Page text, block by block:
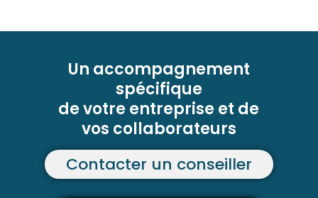
Un accompagnement
spécifique
de votre entreprise et de
vos collaborateurs
Contacter un conseiller